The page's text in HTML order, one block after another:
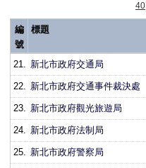
40
編
號
標題
21. 新北市政府交通局
22. 新北市政府交通事件裁決處
23. 新北市政府觀光旅遊局
24. 新北市政府法制局
25. 新北市政府警察局